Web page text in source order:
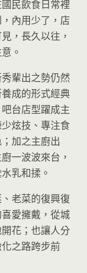
民飲食日常裡
內用少了，店
，長久以往，
。
輩出之勢仍然
成的形式經典
台店型躍成主
炫技、專注食
加之主廚出
一波波來台，
乳和揉。
老菜的復興復
愛擁戴，從城
花；也讓人分
之路跨步前